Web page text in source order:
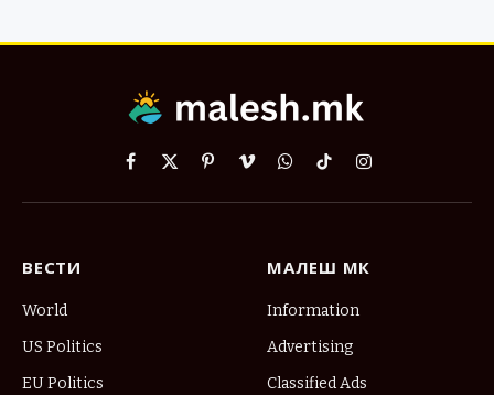
Facebook
X
PinterestVimeoWhatsApp
TikTokInstagram
ВЕСТИ
World
US Politics
EU Politics
МАЛЕШ МК
Information
Advertising
Classified Ads